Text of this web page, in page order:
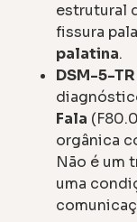
estrutural
fissura
palatina.
DSM-5-
Fala
orgânica
Não é um
uma